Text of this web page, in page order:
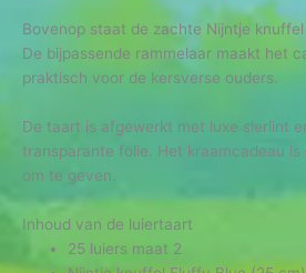
Bovenop staat de zachte Nijntje knuffel
De bijpassende rammelaar maakt het
praktisch voor de kersverse ouders.
De taart is afgewerkt met luxe sierlint
transparante folie. Het kraamcadeau
om te geven.
Inhoud van de luiertaart
25 luiers maat 2